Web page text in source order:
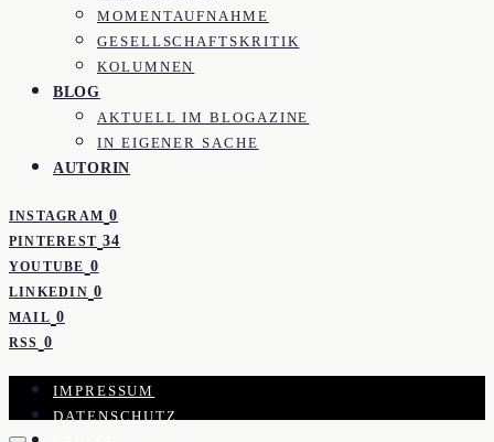
MOMENTAUFNAHME
GESELLSCHAFTSKRITIK
KOLUMNEN
BLOG
AKTUELL IM BLOGAZINE
IN EIGENER SACHE
AUTORIN
INSTAGRAM 0
PINTEREST 34
YOUTUBE 0
LINKEDIN 0
MAIL 0
RSS 0
IMPRESSUM
DATENSCHUTZ